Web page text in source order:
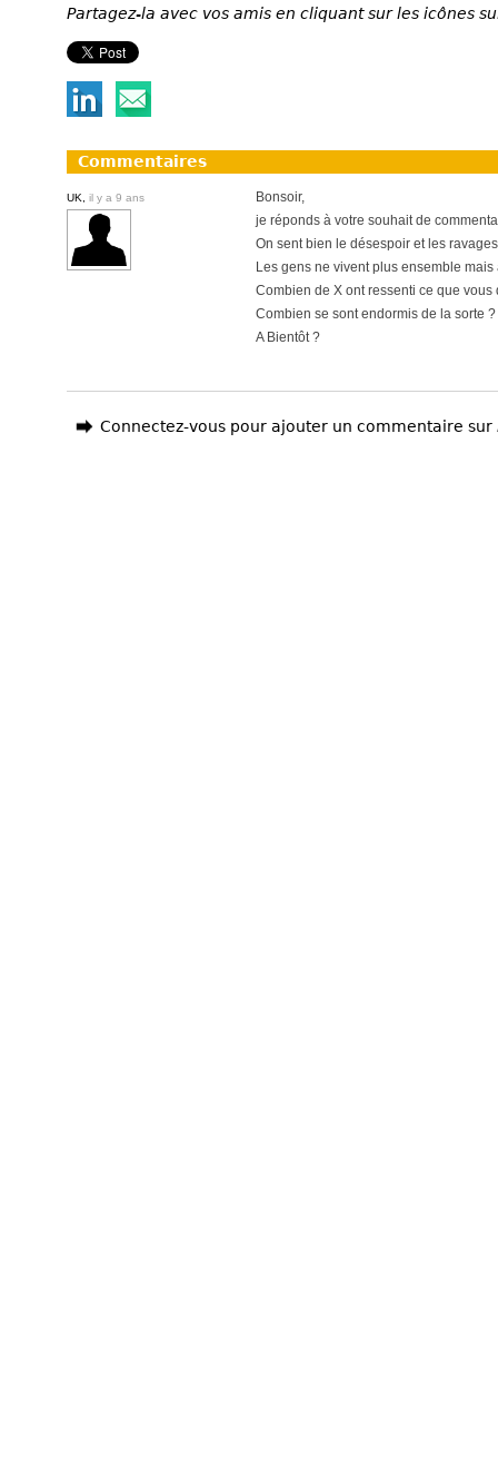
Partagez-la avec vos amis en cliquant sur les icônes
Commentaires
UK, il y a 9 ans
Bonsoir,
je réponds à votre souhait de
On sent bien le désespoir et les
Les gens ne vivent plus ensemble
Combien de X ont ressenti ce que vous
Combien se sont endormis de la sorte ?
A Bientôt ?
Connectez-vous pour ajouter un commentaire sur